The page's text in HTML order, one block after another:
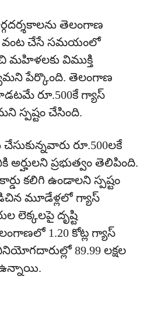
తెలంగాణ
వంట చేసే సమయంలో
మహిళలకు విముక్తి
పేర్కొంది. తెలంగాణ
రూ.500కే గ్యాస్
స్పష్టం చేసింది.
చేసుకున్నవారు రూ.500లకే
ప్రభుత్వం తెలిపింది.
కలిగి ఉండాలని స్పష్టం
మూడేళ్లలో గ్యాస్
లెక్కలపై దృష్టి
1.20 కోట్ల గ్యాస్
89.99 లక్షల
ఉన్నాయి.